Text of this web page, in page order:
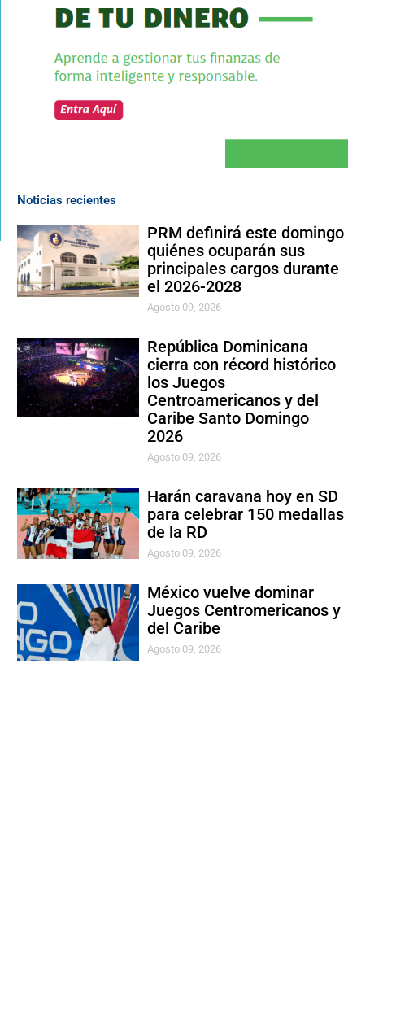
Noticias recientes
PRM definirá este domingo
quiénes ocuparán sus
principales cargos durante
el 2026-2028
Agosto 09, 2026
República Dominicana
cierra con récord histórico
los Juegos
Centroamericanos y del
Caribe Santo Domingo
2026
Agosto 09, 2026
Harán caravana hoy en SD
para celebrar 150 medallas
de la RD
Agosto 09, 2026
México vuelve dominar
Juegos Centromericanos y
del Caribe
Agosto 09, 2026